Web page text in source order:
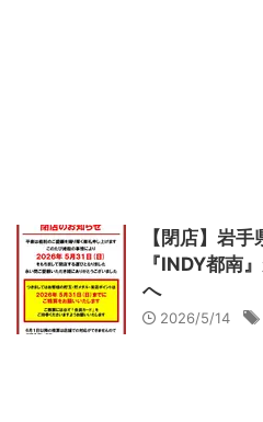
【閉店】岩
『INDY都南
へ
2026/5/14